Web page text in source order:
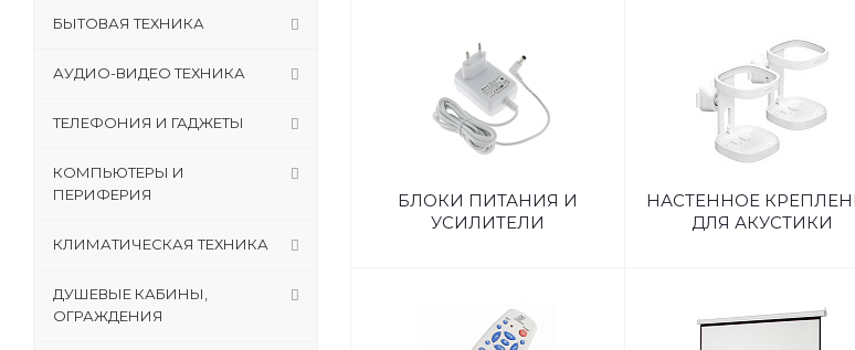
БЛОКИ ПИТАНИЯ И
УСИЛИТЕЛИ
НАСТЕННОЕ
ДЛЯ АКУСТИКИ
БЫТОВАЯ ТЕХНИКА
АУДИО-ВИДЕО ТЕХНИКА
ТЕЛЕФОНИЯ И ГАДЖЕТЫ
КОМПЬЮТЕРЫ И
ПЕРИФЕРИЯ
КЛИМАТИЧЕСКАЯ ТЕХНИКА
ДУШЕВЫЕ КАБИНЫ,
ОГРАЖДЕНИЯ